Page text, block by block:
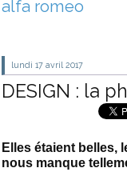
alfa romeo
lundi 17 avril 2017
DESIGN : la
Elles étaient belles,
nous manque